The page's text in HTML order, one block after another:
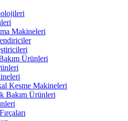
Makineleri
Ürünleri
Kesme Makineleri
Bakım Ürünleri